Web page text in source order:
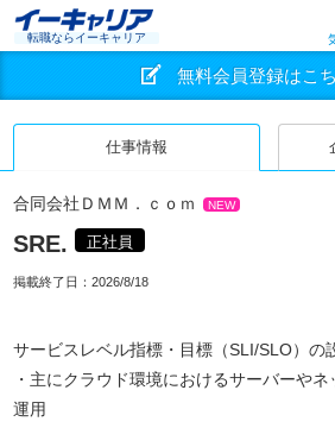
転職ならイーキャリア
無料会員登録はこ
仕事情報
合同会社ＤＭＭ．ｃｏｍ NEW
SRE. 正社員
掲載終了日： 2026/8/18
サービスレベル指標・目標（SLI/SLO）の
・主にクラウド環境におけるサーバーやネ
運用